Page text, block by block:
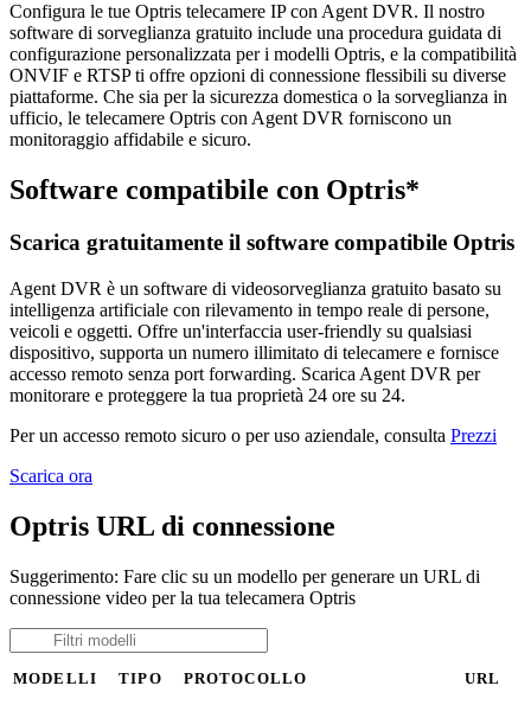
Configura le tue Optris telecamere IP con Agent DVR. Il nostro
software di sorveglianza gratuito include una procedura guidata di
configurazione personalizzata per i modelli Optris, e la compatibilità
ONVIF e RTSP ti offre opzioni di connessione flessibili su diverse
piattaforme. Che sia per la sicurezza domestica o la sorveglianza in
ufficio, le telecamere Optris con Agent DVR forniscono un
monitoraggio affidabile e sicuro.
Software compatibile con Optris*
Scarica gratuitamente il software compatibile Optris
Agent DVR è un software di videosorveglianza gratuito basato su
intelligenza artificiale con rilevamento in tempo reale di persone,
veicoli e oggetti. Offre un'interfaccia user-friendly su qualsiasi
dispositivo, supporta un numero illimitato di telecamere e fornisce
accesso remoto senza port forwarding. Scarica Agent DVR per
monitorare e proteggere la tua proprietà 24 ore su 24.
Per un accesso remoto sicuro o per uso aziendale, consulta Prezzi
Scarica ora
Optris URL di connessione
Suggerimento: Fare clic su un modello per generare un URL di
connessione video per la tua telecamera Optris
MODELLI TIPO PROTOCOLLO URL